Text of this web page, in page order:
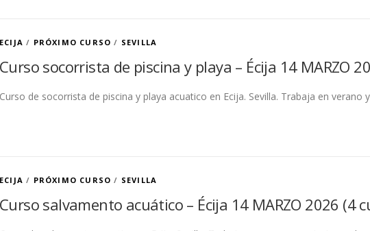
ECIJA / PRÓXIMO CURSO / SEVILLA
Curso socorrista de piscina y playa – Écija 14 MARZO
Curso de socorrista de piscina y playa acuatico en Ecija. Sevilla. Trabaja en verano
ECIJA / PRÓXIMO CURSO / SEVILLA
Curso salvamento acuático – Écija 14 MARZO 2026 (4